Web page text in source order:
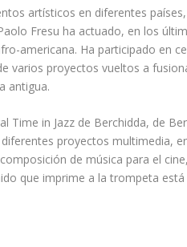
artísticos en diferentes
Fresu ha actuado, en los
americana. Ha participado en
varios proyectos vueltos a
antigua.
Time in Jazz de Berchidda, de
proyectos multimedia,
de música para el
que imprime a la trompeta